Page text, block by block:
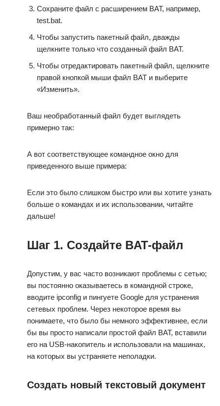
Сохраните файл с расширением BAT, например,
test.bat.
Чтобы запустить пакетный файл, дважды
щелкните только что созданный файл BAT.
Чтобы отредактировать пакетный файл, щелкните
правой кнопкой мыши файл BAT и выберите
«Изменить».
Ваш необработанный файл будет выглядеть
примерно так:
А вот соответствующее командное окно для
приведенного выше примера:
Если это было слишком быстро или вы хотите узнать
больше о командах и их использовании, читайте
дальше!
Шаг 1. Создайте BAT-файл
Допустим, у вас часто возникают проблемы с сетью;
вы постоянно оказываетесь в командной строке,
вводите ipconfig и пингуете Google для устранения
сетевых проблем. Через некоторое время вы
понимаете, что было бы немного эффективнее, если
бы вы просто написали простой файл BAT, вставили
его на USB-накопитель и использовали на машинах,
на которых вы устраняете неполадки.
Создать новый текстовый документ